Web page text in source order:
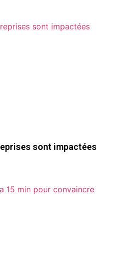
sont impactées